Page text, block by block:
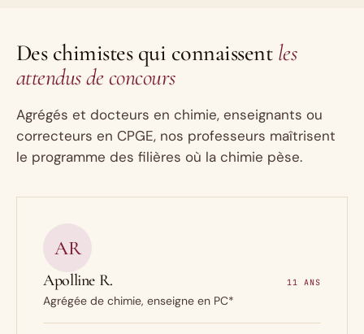
Des chimistes qui connaissent les
attendus de concours
Agrégés et docteurs en chimie, enseignants ou
correcteurs en CPGE, nos professeurs maîtrisent
le programme des filières où la chimie pèse.
AR
Apolline R. 11 ANS
Agrégée de chimie, enseigne en PC*